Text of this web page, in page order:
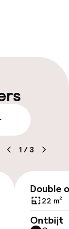
1 /3
Double
22 m²
Ontbijt